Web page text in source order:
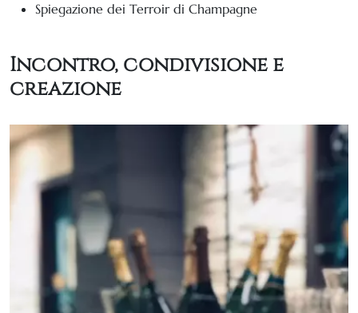
Spiegazione dei Terroir di Champagne
Incontro, condivisione e
creazione